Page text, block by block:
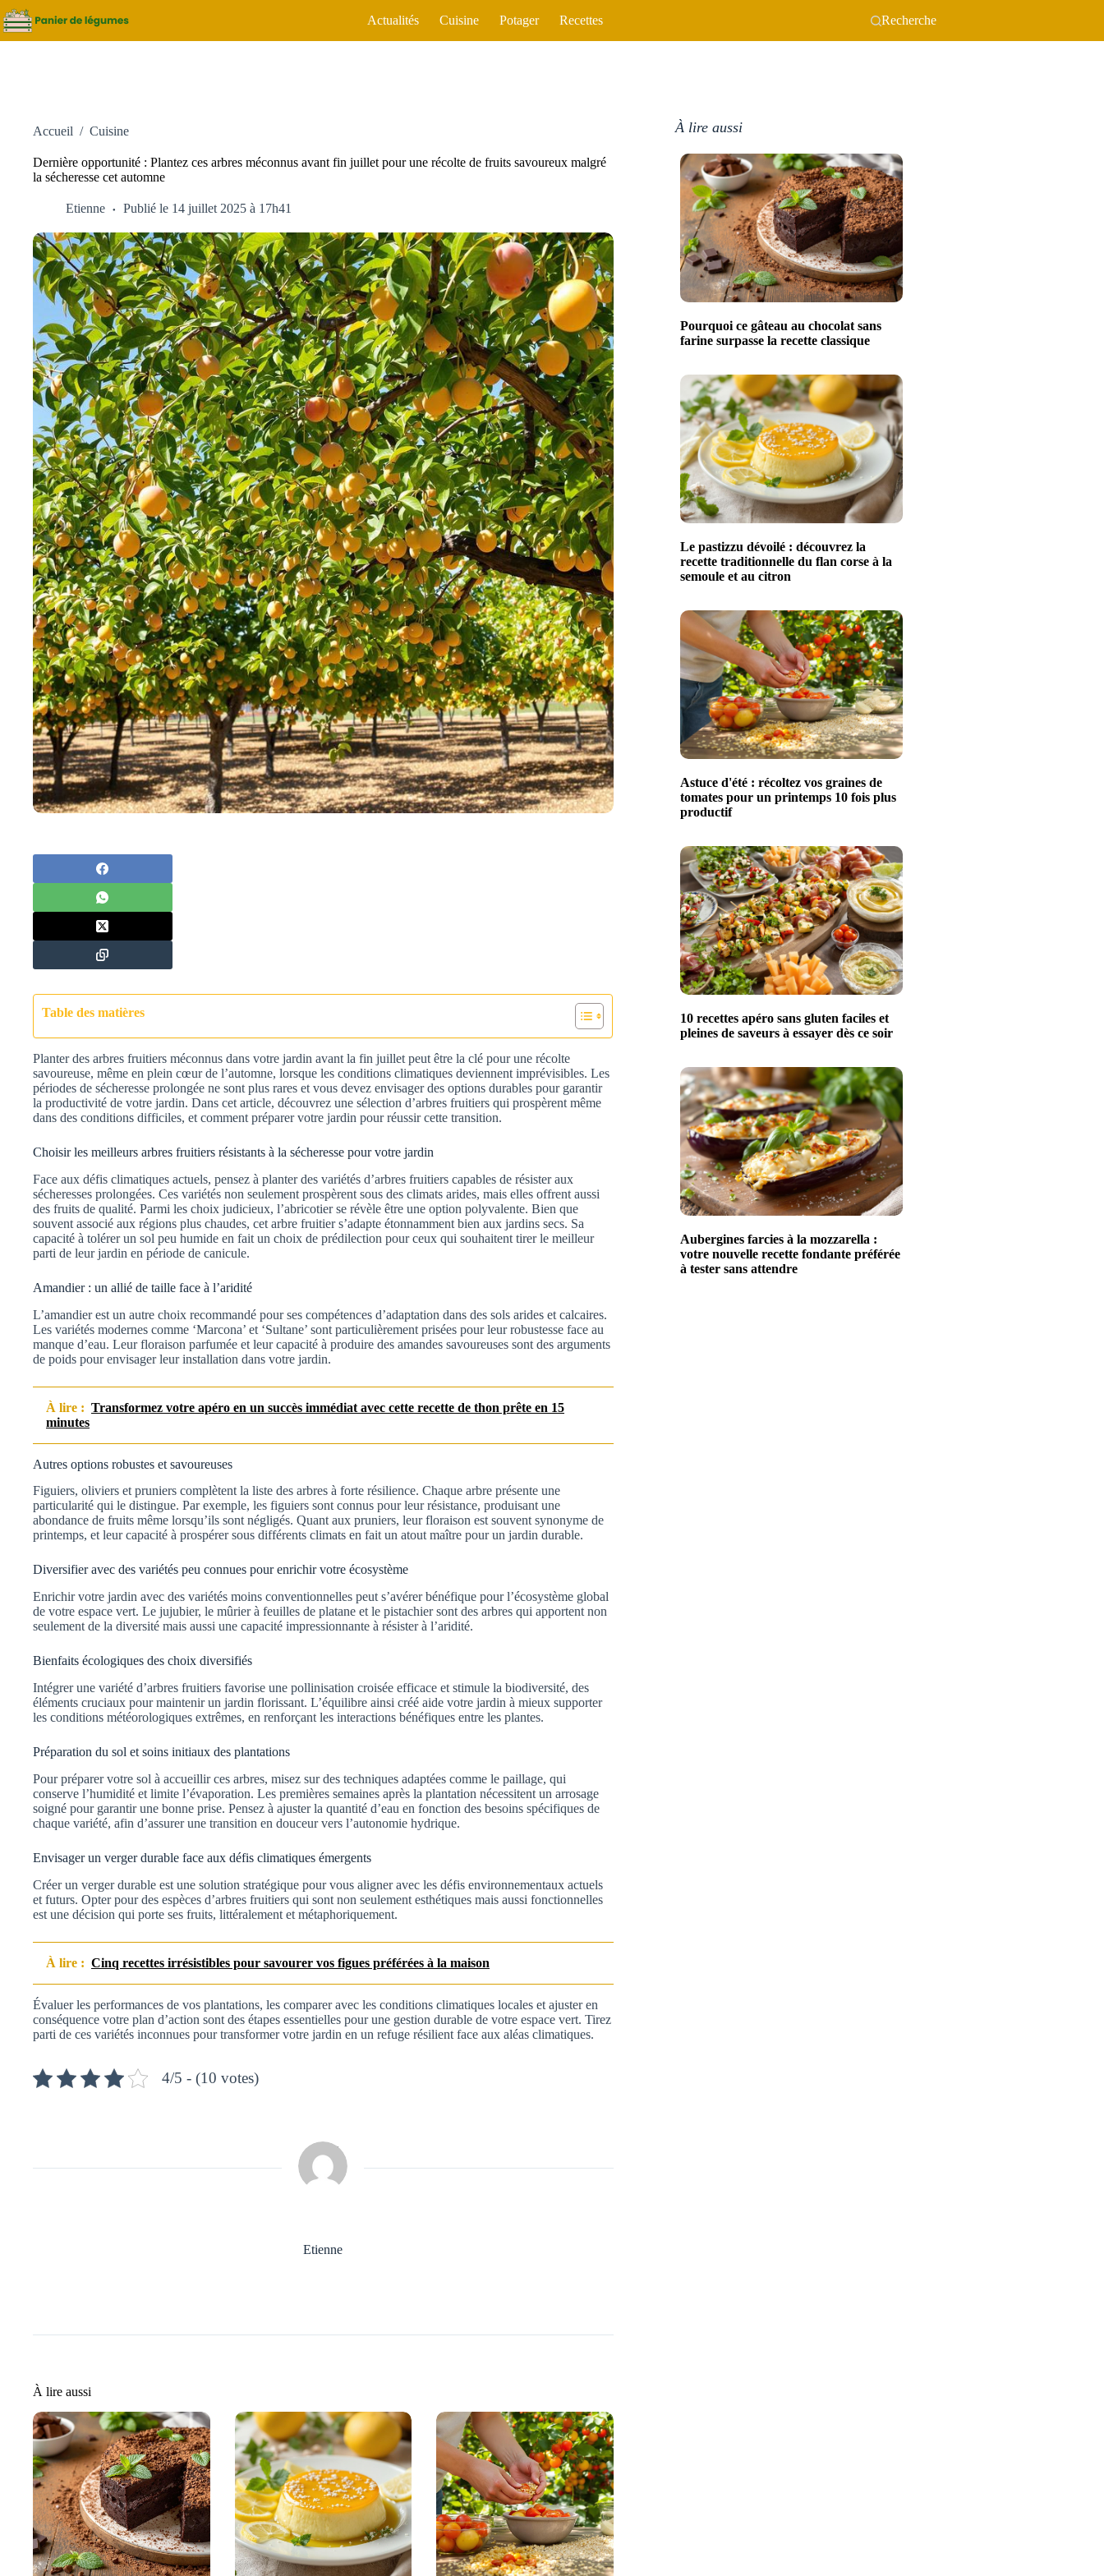
Passer
au
contenu
Actualités Cuisine Potager Recettes Recherche
Accueil / Cuisine
Dernière opportunité : Plantez ces arbres méconnus avant fin juillet pour une récolte de fruits savoureux malgré
la sécheresse cet automne
Etienne Publié le 14 juillet 2025 à 17h41
Table des matières
Planter des arbres fruitiers méconnus dans votre jardin avant la fin juillet peut être la clé pour une récolte
savoureuse, même en plein cœur de l’automne, lorsque les conditions climatiques deviennent imprévisibles. Les
périodes de sécheresse prolongée ne sont plus rares et vous devez envisager des options durables pour garantir
la productivité de votre jardin. Dans cet article, découvrez une sélection d’arbres fruitiers qui prospèrent même
dans des conditions difficiles, et comment préparer votre jardin pour réussir cette transition.
Choisir les meilleurs arbres fruitiers résistants à la sécheresse pour votre jardin
Face aux défis climatiques actuels, pensez à planter des variétés d’arbres fruitiers capables de résister aux
sécheresses prolongées. Ces variétés non seulement prospèrent sous des climats arides, mais elles offrent aussi
des fruits de qualité. Parmi les choix judicieux, l’abricotier se révèle être une option polyvalente. Bien que
souvent associé aux régions plus chaudes, cet arbre fruitier s’adapte étonnamment bien aux jardins secs. Sa
capacité à tolérer un sol peu humide en fait un choix de prédilection pour ceux qui souhaitent tirer le meilleur
parti de leur jardin en période de canicule.
Amandier : un allié de taille face à l’aridité
L’amandier est un autre choix recommandé pour ses compétences d’adaptation dans des sols arides et calcaires.
Les variétés modernes comme ‘Marcona’ et ‘Sultane’ sont particulièrement prisées pour leur robustesse face au
manque d’eau. Leur floraison parfumée et leur capacité à produire des amandes savoureuses sont des arguments
de poids pour envisager leur installation dans votre jardin.
À lire : Transformez votre apéro en un succès immédiat avec cette recette de thon prête en 15
minutes
Autres options robustes et savoureuses
Figuiers, oliviers et pruniers complètent la liste des arbres à forte résilience. Chaque arbre présente une
particularité qui le distingue. Par exemple, les figuiers sont connus pour leur résistance, produisant une
abondance de fruits même lorsqu’ils sont négligés. Quant aux pruniers, leur floraison est souvent synonyme de
printemps, et leur capacité à prospérer sous différents climats en fait un atout maître pour un jardin durable.
Diversifier avec des variétés peu connues pour enrichir votre écosystème
Enrichir votre jardin avec des variétés moins conventionnelles peut s’avérer bénéfique pour l’écosystème global
de votre espace vert. Le jujubier, le mûrier à feuilles de platane et le pistachier sont des arbres qui apportent non
seulement de la diversité mais aussi une capacité impressionnante à résister à l’aridité.
Bienfaits écologiques des choix diversifiés
Intégrer une variété d’arbres fruitiers favorise une pollinisation croisée efficace et stimule la biodiversité, des
éléments cruciaux pour maintenir un jardin florissant. L’équilibre ainsi créé aide votre jardin à mieux supporter
les conditions météorologiques extrêmes, en renforçant les interactions bénéfiques entre les plantes.
Préparation du sol et soins initiaux des plantations
Pour préparer votre sol à accueillir ces arbres, misez sur des techniques adaptées comme le paillage, qui
conserve l’humidité et limite l’évaporation. Les premières semaines après la plantation nécessitent un arrosage
soigné pour garantir une bonne prise. Pensez à ajuster la quantité d’eau en fonction des besoins spécifiques de
chaque variété, afin d’assurer une transition en douceur vers l’autonomie hydrique.
Envisager un verger durable face aux défis climatiques émergents
Créer un verger durable est une solution stratégique pour vous aligner avec les défis environnementaux actuels
et futurs. Opter pour des espèces d’arbres fruitiers qui sont non seulement esthétiques mais aussi fonctionnelles
est une décision qui porte ses fruits, littéralement et métaphoriquement.
À lire : Cinq recettes irrésistibles pour savourer vos figues préférées à la maison
Évaluer les performances de vos plantations, les comparer avec les conditions climatiques locales et ajuster en
conséquence votre plan d’action sont des étapes essentielles pour une gestion durable de votre espace vert. Tirez
parti de ces variétés inconnues pour transformer votre jardin en un refuge résilient face aux aléas climatiques.
4/5 - (10 votes)
Etienne
À lire aussi
À lire aussi
Pourquoi ce gâteau au chocolat sans
farine surpasse la recette classique
Le pastizzu dévoilé : découvrez la
recette traditionnelle du flan corse à la
semoule et au citron
Astuce d'été : récoltez vos graines de
tomates pour un printemps 10 fois plus
productif
10 recettes apéro sans gluten faciles et
pleines de saveurs à essayer dès ce soir
Aubergines farcies à la mozzarella :
votre nouvelle recette fondante préférée
à tester sans attendre